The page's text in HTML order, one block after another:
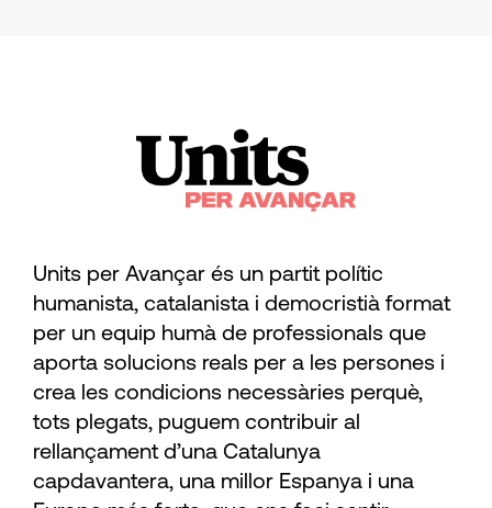
Units per Avançar és un partit polític
humanista, catalanista i democristià format
per un equip humà de professionals que
aporta solucions reals per a les persones i
crea les condicions necessàries perquè,
tots plegats, puguem contribuir al
rellançament d’una Catalunya
capdavantera, una millor Espanya i una